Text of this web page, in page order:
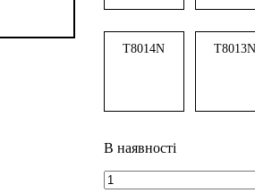
T8014N T8013N
В наявності